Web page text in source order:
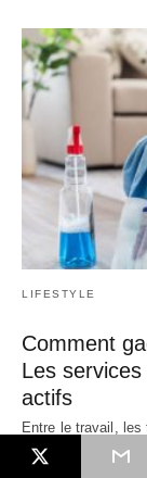
LIFESTYLE
Comment
Les
actifs
Entre le travail,
toujours vingt-
2 semaines ago